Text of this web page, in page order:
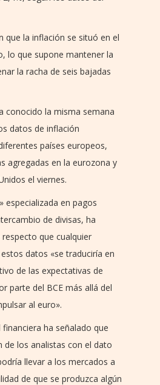
que la inflación se situó en el
lo que supone mantener la
la racha de seis bajadas
conocido la misma semana
datos de inflación
países europeos,
agregadas en la eurozona y
el viernes.
especializada en pagos
de divisas, ha
que cualquier
datos «se traduciría en
de las expectativas de
parte del BCE más allá del
al euro».
ha señalado que
de los analistas con el dato
llevar a los mercados a
de que se produzca algún